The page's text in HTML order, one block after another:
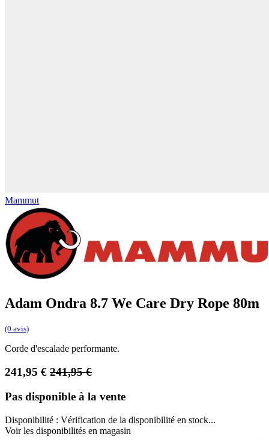
Mammut
Adam Ondra 8.7 We Care Dry Rope 80m
(0 avis)
Corde d'escalade performante.
241,95 € 241,95€
Pas disponible à la vente
Disponibilité : Vérification de la disponibilité en stock...
Voir les disponibilités en magasin